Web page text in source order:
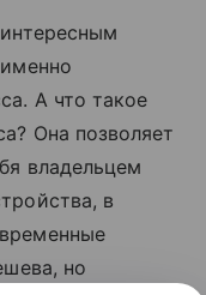
А что такое
Она позволяет
владельцем
в
но